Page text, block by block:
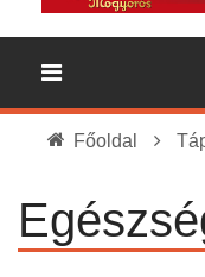
Főoldal